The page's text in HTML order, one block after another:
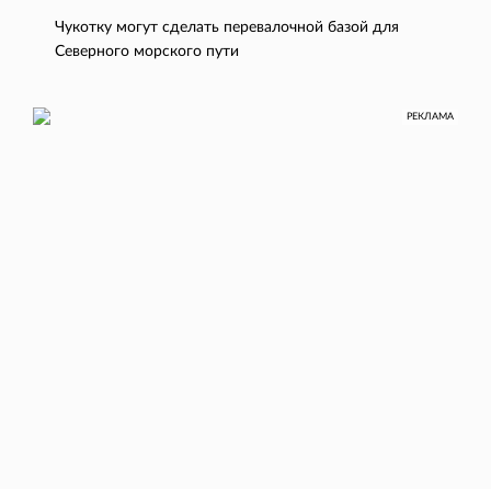
Чукотку могут сделать перевалочной базой для
Северного морского пути
РЕКЛАМА